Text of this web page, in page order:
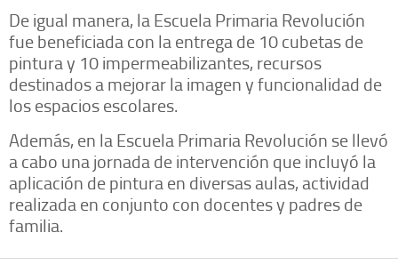
De igual manera, la Escuela Primaria Revolución
fue beneficiada con la entrega de 10 cubetas de
pintura y 10 impermeabilizantes, recursos
destinados a mejorar la imagen y funcionalidad de
los espacios escolares.
Además, en la Escuela Primaria Revolución se llevó
a cabo una jornada de intervención que incluyó la
aplicación de pintura en diversas aulas, actividad
realizada en conjunto con docentes y padres de
familia.